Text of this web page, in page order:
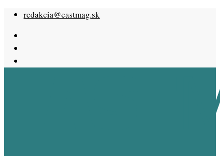
Skip
content
redakcia@eastmag.sk